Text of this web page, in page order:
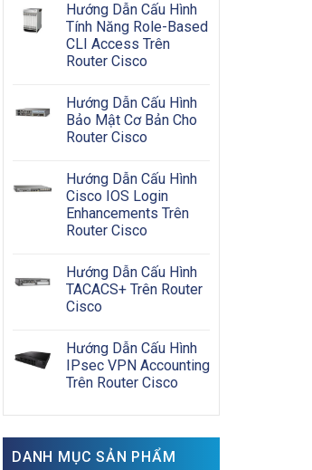
Hướng Dẫn Cấu Hình
Tính Năng Role-Based
CLI Access Trên
Router Cisco
Hướng Dẫn Cấu Hình
Bảo Mật Cơ Bản Cho
Router Cisco
Hướng Dẫn Cấu Hình
Cisco IOS Login
Enhancements Trên
Router Cisco
Hướng Dẫn Cấu Hình
TACACS+ Trên Router
Cisco
Hướng Dẫn Cấu Hình
IPsec VPN Accounting
Trên Router Cisco
DANH MỤC SẢN PHẨM